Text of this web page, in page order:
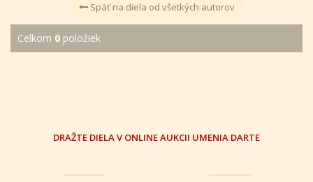
Späť na diela od všetkých autorov
Celkom 0 položiek
DRAŽTE DIELA V ONLINE AUKCII UMENIA DARTE